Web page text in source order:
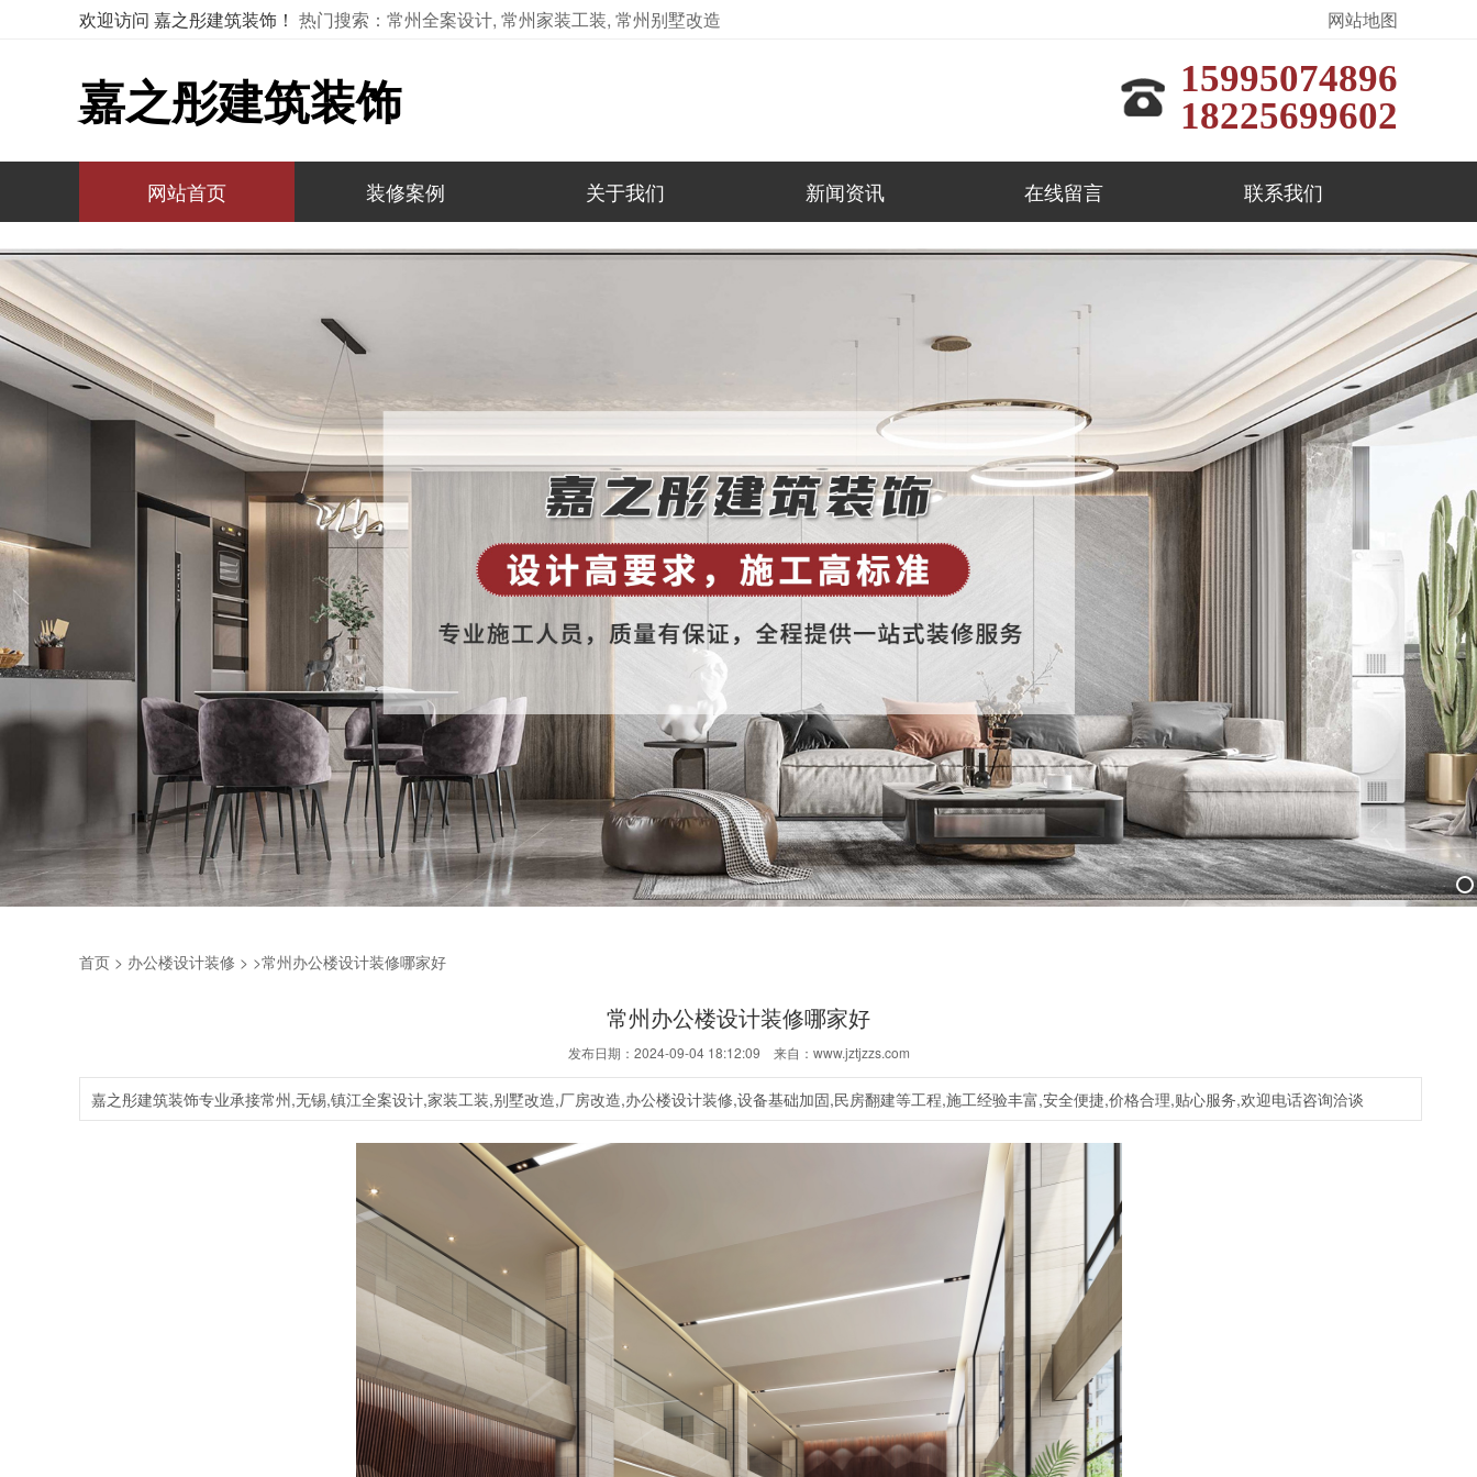
欢迎访问 嘉之彤建筑装饰！ 热门搜索：常州全案设计, 常州家装工装, 常州别墅改造 网站地图
嘉之彤建筑装饰
15995074896
18225699602
网站首页 装修案例 关于我们 新闻资讯 在线留言 联系我们
首页 > 办公楼设计装修 > >常州办公楼设计装修哪家好
常州办公楼设计装修哪家好
发布日期：2024-09-04 18:12:09 来自：www.jztjzzs.com
嘉之彤建筑装饰专业承接常州,无锡,镇江全案设计,家装工装,别墅改造,厂房改造,办公楼设计装修,设备基础加固,民房翻建等工程,施工经验丰富,安全便捷,价格合理,贴心服务,欢迎电话咨询洽谈